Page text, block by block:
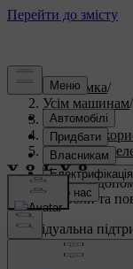
Підтримка/
Усім машинам/
S60 2015/
Посібник
Прилади та
Символи та
Функція
символи та
Індивідуальна
про ваш автомобіль.